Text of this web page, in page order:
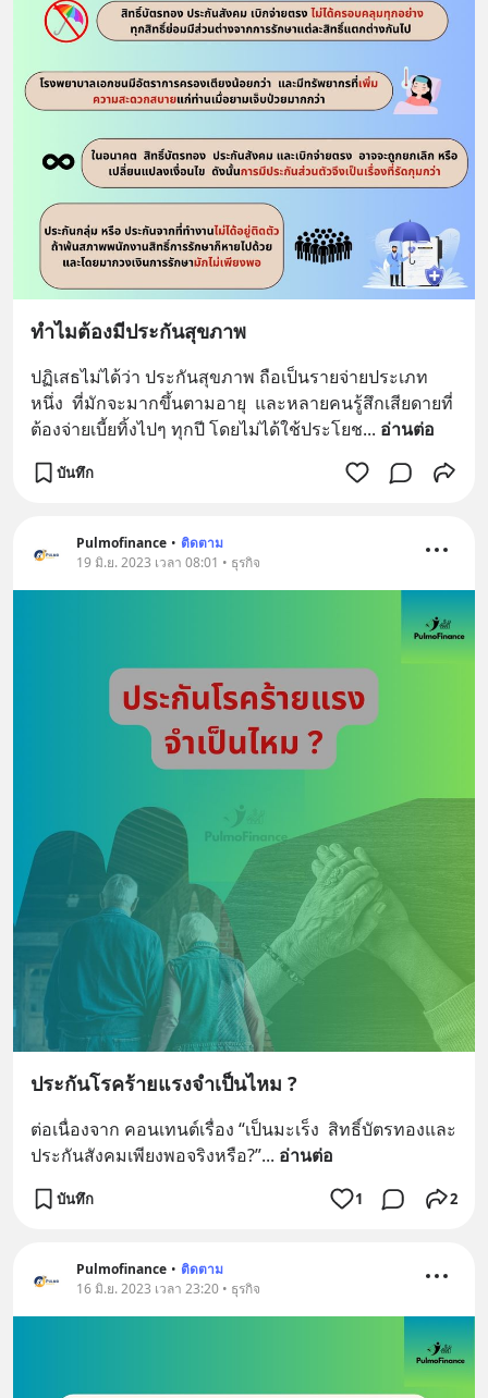
ทำไมต้องมีประกันสุขภาพ
ปฏิเสธไม่ได้ว่า ประกันสุขภาพ ถือเป็นรายจ่ายประเภท
หนึ่ง  ที่มักจะมากขึ้นตามอายุ  และหลายคนรู้สึกเสียดายที่
ต้องจ่ายเบี้ยทิ้งไปๆ ทุกปี โดยไม่ได้ใช้ประโยช... อ่านต่อ
บันทึก
Pulmofinance • ติดตาม
19 มิ.ย. 2023 เวลา 08:01 • ธุรกิจ
ประกันโรคร้ายแรงจำเป็นไหม ?
ต่อเนื่องจาก คอนเทนต์เรื่อง “เป็นมะเร็ง  สิทธิ์บัตรทองและ
ประกันสังคมเพียงพอจริงหรือ?”... อ่านต่อ
บันทึก 1 2
Pulmofinance • ติดตาม
16 มิ.ย. 2023 เวลา 23:20 • ธุรกิจ